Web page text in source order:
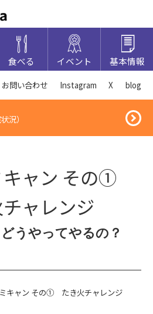
食べる イベント 基本情報
お問い合わせ Instagram X blog
況）
キャン その①
ャレンジ
うやってやるの？
キャン その① たき火チャレンジ